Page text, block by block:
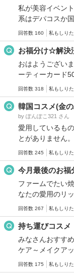
私が美容イベン
系はデパコスか
回答数 160 私もしり
お福分け☆解決
おはようござい
ーティーカード
回答数 318 私もしり
韓国コスメ(金
by ぽんぽこ321 さん
愛用しているも
とがありません
回答数 245 私もしり
今月最後のお福
ファームでたい
なたの愛用のリ
回答数 267 私もしり
持ち運びコスメ
みなさんおすす
ケア～メイクア
回答数 175 私もしり